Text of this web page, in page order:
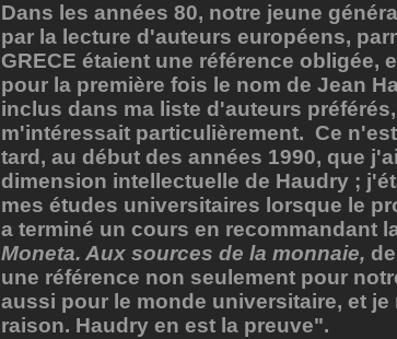
Dans les années 80, notre jeune
par la lecture d'auteurs européens,
GRECE étaient une référence obligée,
pour la première fois le nom de Jean
inclus dans ma liste d'auteurs
m'intéressait particulièrement. Ce
tard, au début des années 1990, que
dimension intellectuelle de Haudry ;
mes études universitaires lorsque le
a terminé un cours en recommandant
Moneta. Aux sources de la monnaie,
une référence non seulement pour
aussi pour le monde universitaire, et
raison. Haudry en est la preuve".